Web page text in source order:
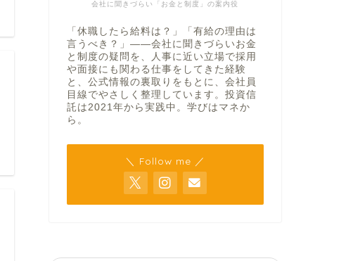
会社に聞きづらい「お金と制度」の案内役
「休職したら給料は？」「有給の理由は
言うべき？」——会社に聞きづらいお金
と制度の疑問を、人事に近い立場で採用
や面接にも関わる仕事をしてきた経験
と、公式情報の裏取りをもとに、会社員
目線でやさしく整理しています。投資信
託は2021年から実践中。学びはマネか
ら。
＼ Follow me ／